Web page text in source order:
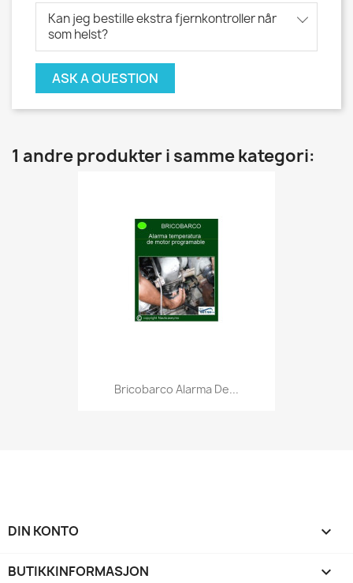
Kan jeg bestille ekstra fjernkontroller når
som helst?
ASK A QUESTION
1 andre produkter i samme kategori:
Bricobarco Alarma De...
DIN KONTO 
BUTIKKINFORMASJON keyboard_arrow_down